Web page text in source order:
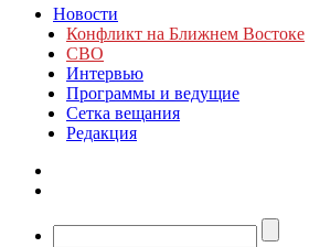
Новости
Конфликт на Ближнем Востоке
СВО
Интервью
Программы и ведущие
Сетка вещания
Редакция